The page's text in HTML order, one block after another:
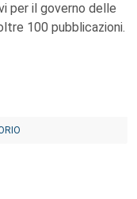
per il governo delle
100 pubblicazioni.